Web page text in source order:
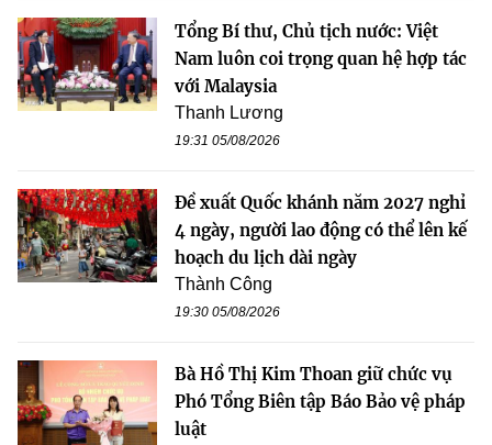
Tổng Bí thư, Chủ tịch nước: Việt
Nam luôn coi trọng quan hệ hợp tác
với Malaysia
Thanh Lương
19:31 05/08/2026
Đề xuất Quốc khánh năm 2027 nghỉ
4 ngày, người lao động có thể lên kế
hoạch du lịch dài ngày
Thành Công
19:30 05/08/2026
Bà Hồ Thị Kim Thoan giữ chức vụ
Phó Tổng Biên tập Báo Bảo vệ pháp
luật